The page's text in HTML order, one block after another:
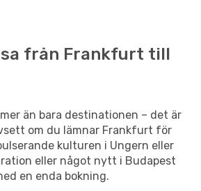
från Frankfurt till
än bara destinationen – det är
om du lämnar Frankfurt för
kulturen i Ungern eller
eller något nytt i Budapest
en enda bokning.